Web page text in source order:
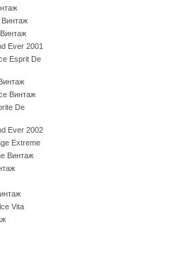
Винтаж
Ever 2001
Esprit De
Винтаж
De
Ever 2002
Extreme
Винтаж
Vita